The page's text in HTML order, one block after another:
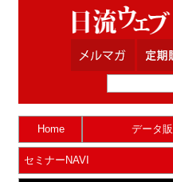
Home データ
セミナーNAVI